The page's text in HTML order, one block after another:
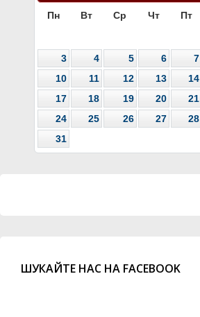
Пн Вт Ср Чт Пт
3
4 5 6 7
10
11 12 13 14
17
18 19 20 21
24
25 26 27 28
31
ШУКАЙТЕ НАС НА FACEBOOK